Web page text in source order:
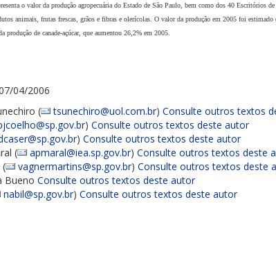
o valor da produção agropecuária do Estado de São Paulo, bem como dos 40
animais, frutas frescas, grãos e fibras e olerícolas. O valor da produção em 2005 foi
produção de canade-açúcar, que aumentou 26,2% em 2005.
04/2006
( tsunechiro@uol.com.br) Consulte outros textos
) Consulte outros textos deste autor
) Consulte outros textos deste autor
(
apmaral@iea.sp.gov.br) Consulte outros textos deste
(
vagnermartins@sp.gov.br) Consulte outros textos deste
Bueno Consulte outros textos deste autor
nabil@sp.gov.br) Consulte outros textos deste autor